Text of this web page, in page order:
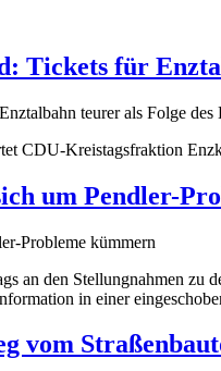
Tickets für
CDU-Kreistagsfraktion
um Pendler-
an den Stellungnahmen
in einer
vom